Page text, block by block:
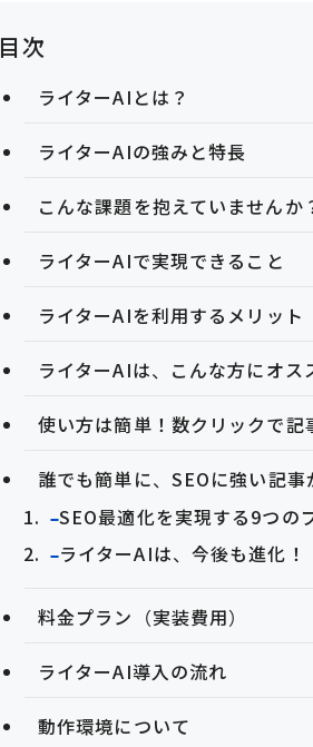
目次
ライターAIとは？
ライターAIの強みと特長
こんな課題を抱えていませんか
ライターAIで実現できること
ライターAIを利用するメリット
ライターAIは、こんな方にオス
使い方は簡単！数クリックで記
誰でも簡単に、SEOに強い記事
SEO最適化を実現する9つの
ライターAIは、今後も進化！
料金プラン（実装費用）
ライターAI導入の流れ
動作環境について